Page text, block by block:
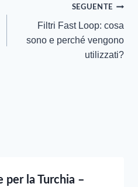
SEGUENTE
Filtri Fast Loop: cosa
sono e perché vengono
utilizzati?
per la Turchia –